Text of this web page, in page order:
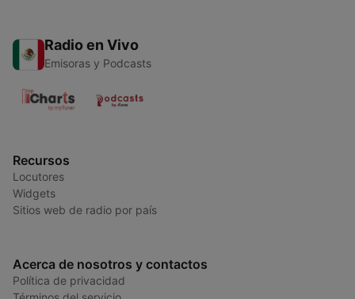
Radio en Vivo
Emisoras y Podcasts
Recursos
Locutores
Widgets
Sitios web de radio por país
Acerca de nosotros y contactos
Política de privacidad